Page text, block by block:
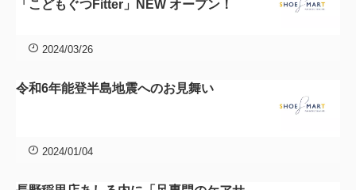
「こどもぐつFitter」NEW オープン！
2024/03/26
令和6年能登半島地震へのお見舞い
2024/01/04